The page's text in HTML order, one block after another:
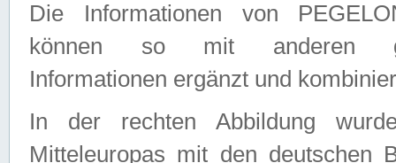
Die Informationen von
können so mit anderen
Informationen ergänzt und
In der rechten Abbildung
Mitteleuropas mit den deutschen